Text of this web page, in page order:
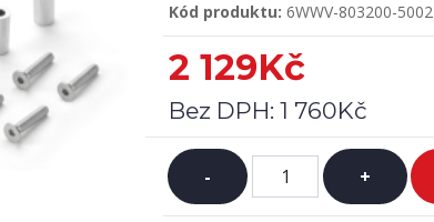
Kód produktu: 6WWV-803200-5002
2 129Kč
Bez DPH: 1 760Kč
- +